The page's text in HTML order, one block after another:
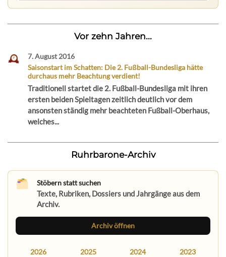
Vor zehn Jahren...
7. August 2016
Saisonstart im Schatten: Die 2. Fußball-Bundesliga hätte
durchaus mehr Beachtung verdient!
Traditionell startet die 2. Fußball-Bundesliga mit ihren
ersten beiden Spieltagen zeitlich deutlich vor dem
ansonsten ständig mehr beachteten Fußball-Oberhaus,
welches...
Ruhrbarone-Archiv
Stöbern statt suchen
Texte, Rubriken, Dossiers und Jahrgänge aus dem
Archiv.
Archiv öffnen
2026 2025 2024 2023